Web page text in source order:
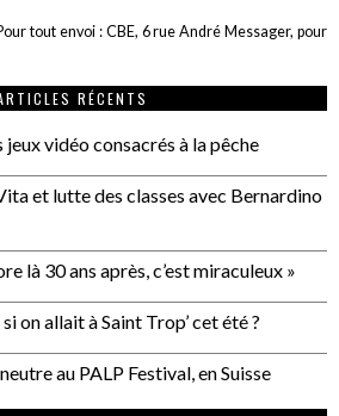
tout envoi : CBE, 6 rue André Messager, pour
RÉCENTS
vidéo consacrés à la pêche
et lutte des classes avec Bernardino
là 30 ans après, c’est miraculeux »
on allait à Saint Trop’ cet été ?
au PALP Festival, en Suisse